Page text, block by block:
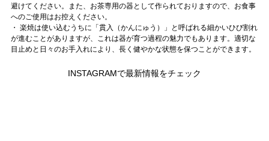
避けてください。また、お茶専用の器として作られておりますので、お食事
へのご使用はお控えください。
・ 楽焼は使い込むうちに「貫入（かんにゅう）」と呼ばれる細かいひび割れ
が進むことがありますが、これは器が育つ過程の魅力でもあります。適切な
目止めと日々のお手入れにより、長く健やかな状態を保つことができます。
INSTAGRAMで最新情報をチェック